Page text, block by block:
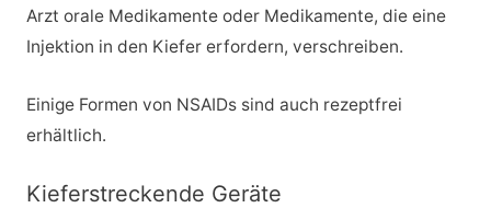
Arzt orale Medikamente oder Medikamente, die eine
Injektion in den Kiefer erfordern, verschreiben.
Einige Formen von NSAIDs sind auch rezeptfrei
erhältlich.
Kieferstreckende Geräte